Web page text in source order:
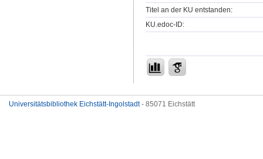
Titel an der KU entstanden:
KU.edoc-ID:
Universitätsbibliothek Eichstätt-Ingolstadt- 85071 Eichstätt